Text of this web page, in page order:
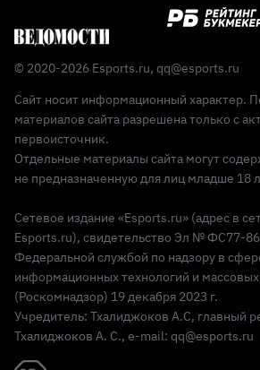
© 2020-2026 Esports.ru, qq@esports.ru
Сайт носит информационный характер.
материалов сайта разрешена только с
первоисточник.
Отдельные материалы сайта могут
не предназначенную для лиц младше 18
Сетевое издание «Esports.ru» (адрес в
Esports.ru), свидетельство Эл № ФС77-
Федеральной службой по надзору в
информационных технологий и
(Роскомнадзор) 19 декабря 2023 г.
Учредитель: Тхалиджоков А.С, главный
Тхалиджоков А. С., e-mail: qq@esports.ru